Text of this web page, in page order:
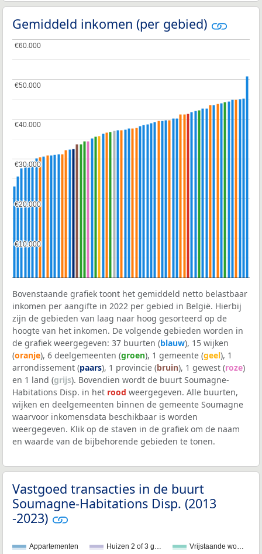
Gemiddeld inkomen (per gebied)
€10.000
€10.000
€20.000
€20.000
€30.000
€30.000
€40.000
€40.000
€50.000
€50.000
€60.000
€60.000
Bovenstaande grafiek toont het gemiddeld netto belastbaar
inkomen per aangifte in 2022 per gebied in België. Hierbij
zijn de gebieden van laag naar hoog gesorteerd op de
hoogte van het inkomen. De volgende gebieden worden in
de grafiek weergegeven: 37 buurten (blauw), 15 wijken
(oranje), 6 deelgemeenten (groen), 1 gemeente (geel), 1
arrondissement (paars), 1 provincie (bruin), 1 gewest (roze)
en 1 land (grijs). Bovendien wordt de buurt Soumagne-
Habitations Disp. in het rood weergegeven. Alle buurten,
wijken en deelgemeenten binnen de gemeente Soumagne
waarvoor inkomensdata beschikbaar is worden
weergegeven. Klik op de staven in de grafiek om de naam
en waarde van de bijbehorende gebieden te tonen.
Vastgoed transacties in de buurt
Soumagne-Habitations Disp. (2013
-2023)
Appartementen Huizen 2 of 3 g… Vrijstaande wo…